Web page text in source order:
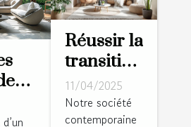
Réussir la
transition
vers un
intérieur
zéro
11/04/2025
Notre société
contemporaine